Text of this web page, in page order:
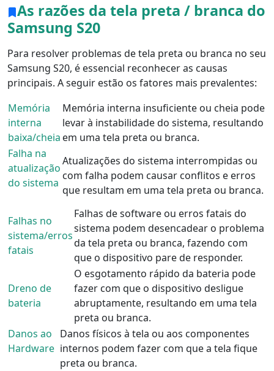
As razões da tela preta / branca do
Samsung S20
Para resolver problemas de tela preta ou branca no seu
Samsung S20, é essencial reconhecer as causas
principais. A seguir estão os fatores mais prevalentes:
Memória
interna
baixa/cheia
Memória interna insuficiente ou cheia pode
levar à instabilidade do sistema, resultando
em uma tela preta ou branca.
Falha na
atualização
do sistema
Atualizações do sistema interrompidas ou
com falha podem causar conflitos e erros
que resultam em uma tela preta ou branca.
Falhas no
sistema/erros
fatais
Falhas de software ou erros fatais do
sistema podem desencadear o problema
da tela preta ou branca, fazendo com
que o dispositivo pare de responder.
Dreno de
bateria
O esgotamento rápido da bateria pode
fazer com que o dispositivo desligue
abruptamente, resultando em uma tela
preta ou branca.
Danos ao
Hardware
Danos físicos à tela ou aos componentes
internos podem fazer com que a tela fique
preta ou branca.